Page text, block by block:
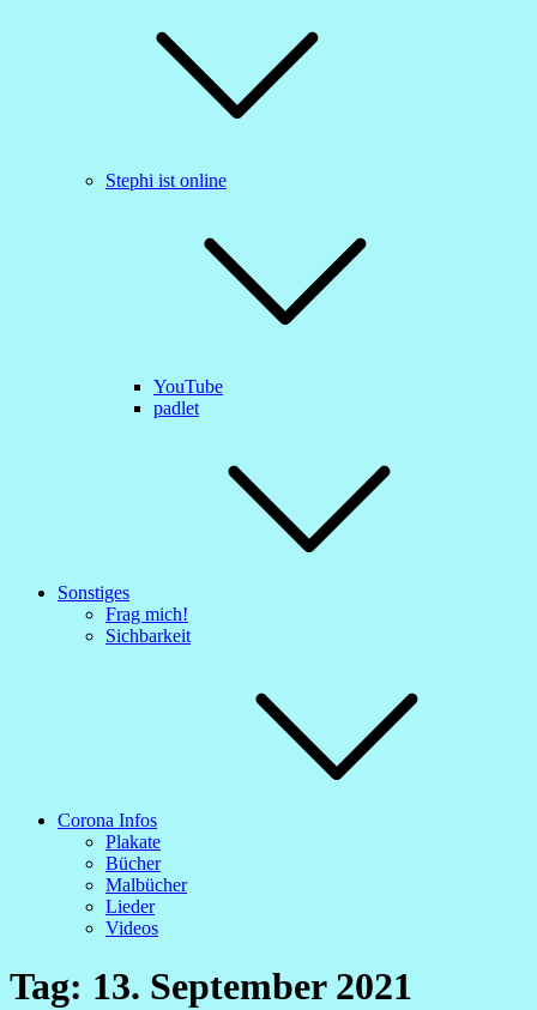
Stephi ist online
YouTube
padlet
Sonstiges
Frag mich!
Sichbarkeit
Corona Infos
Plakate
Bücher
Malbücher
Lieder
Videos
Tag: 13. September 2021